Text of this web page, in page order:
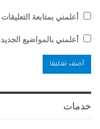
أعلمني بمتابعة
أعلمني بالمواضيع
خدمات